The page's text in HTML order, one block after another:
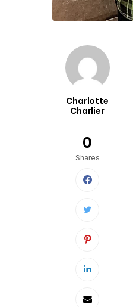
Charlotte
Charlier
0
Shares